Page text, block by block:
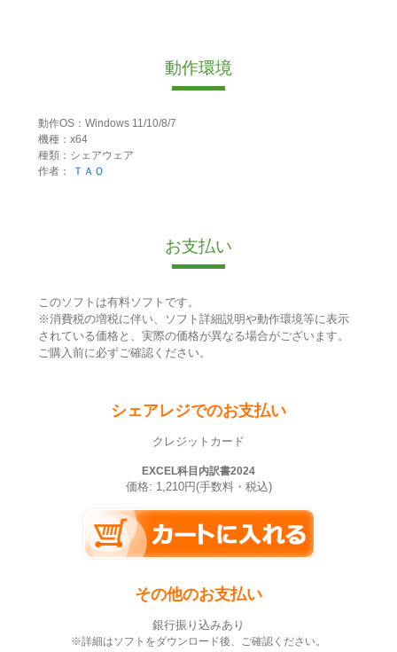
動作環境
動作OS：Windows 11/10/8/7
機種：x64
種類：シェアウェア
作者：
ＴＡＯ
お支払い
このソフトは有料ソフトです。
※消費税の増税に伴い、ソフト詳細説明や動作環境等に表示
されている価格と、実際の価格が異なる場合がございます。
ご購入前に必ずご確認ください。
シェアレジでのお支払い
クレジットカード
EXCEL科目内訳書2024
価格: 1,210円(手数料・税込)
その他のお支払い
銀行振り込みあり
※詳細はソフトをダウンロード後、ご確認ください。